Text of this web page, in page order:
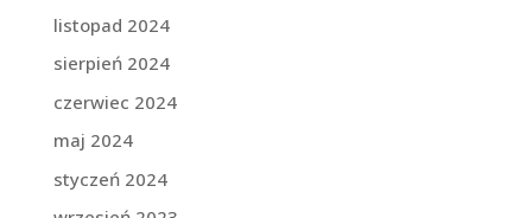
listopad 2024
sierpień 2024
czerwiec 2024
maj 2024
styczeń 2024